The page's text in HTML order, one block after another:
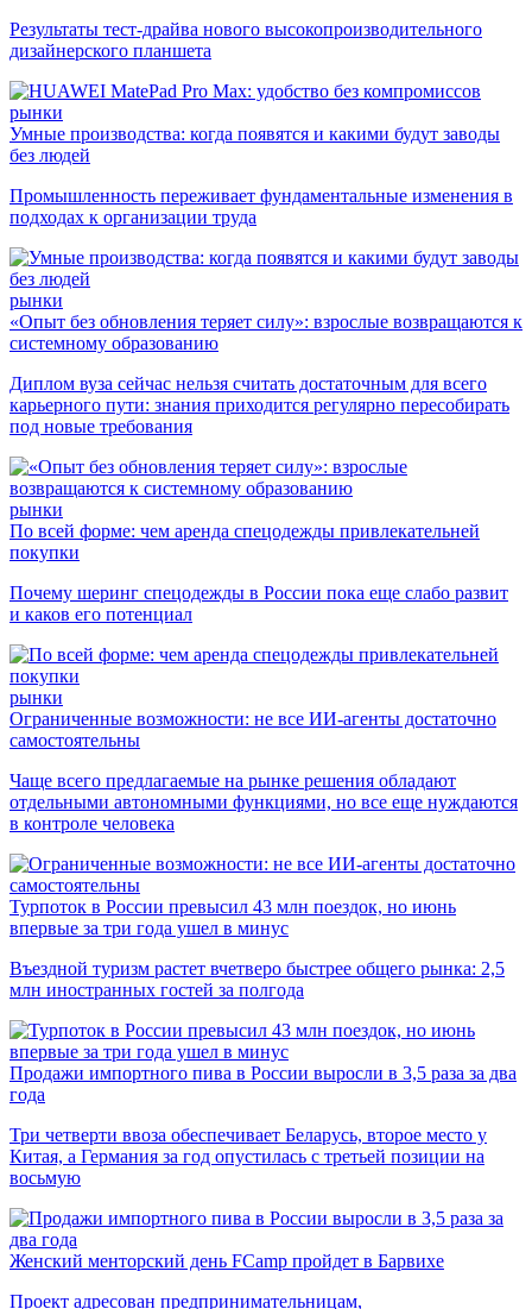
Результаты тест-драйва нового высокопроизводительного
дизайнерского планшета
рынки
Умные производства: когда появятся и какими будут заводы
без людей
Промышленность переживает фундаментальные изменения в
подходах к организации труда
рынки
«Опыт без обновления теряет силу»: взрослые возвращаются к
системному образованию
Диплом вуза сейчас нельзя считать достаточным для всего
карьерного пути: знания приходится регулярно пересобирать
под новые требования
рынки
По всей форме: чем аренда спецодежды привлекательней
покупки
Почему шеринг спецодежды в России пока еще слабо развит
и каков его потенциал
рынки
Ограниченные возможности: не все ИИ-агенты достаточно
самостоятельны
Чаще всего предлагаемые на рынке решения обладают
отдельными автономными функциями, но все еще нуждаются
в контроле человека
Турпоток в России превысил 43 млн поездок, но июнь
впервые за три года ушел в минус
Въездной туризм растет вчетверо быстрее общего рынка: 2,5
млн иностранных гостей за полгода
Продажи импортного пива в России выросли в 3,5 раза за два
года
Три четверти ввоза обеспечивает Беларусь, второе место у
Китая, а Германия за год опустилась с третьей позиции на
восьмую
Женский менторский день FCamp пройдет в Барвихе
Проект адресован предпринимательницам,